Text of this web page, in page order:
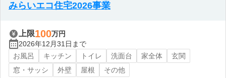
みらいエコ住宅2026事業
上限100万円
2026年12月31日まで
お風呂
キッチン トイレ 洗面台 家全体
玄関
窓・サッシ
外壁 屋根
その他